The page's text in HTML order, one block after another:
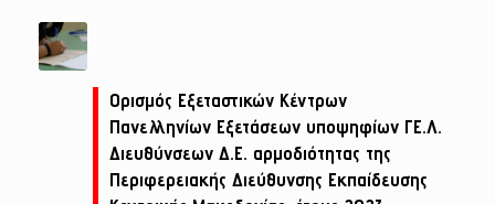
Ορισμός Εξεταστικών Κέντρων
Πανελληνίων Εξετάσεων υποψηφίων ΓΕ.Λ.
Διευθύνσεων Δ.Ε. αρμοδιότητας της
Περιφερειακής Διεύθυνσης Εκπαίδευσης